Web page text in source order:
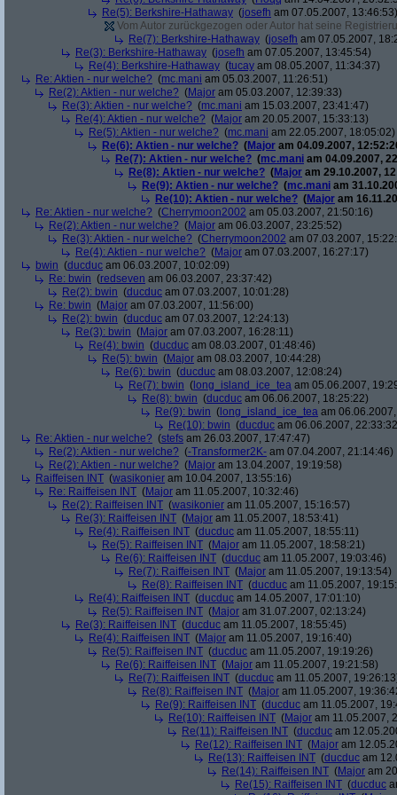
Re(5): Berkshire-Hathaway (josefh am 07.05.2007, 13:46:53)
Vom Autor zurückgezogen oder Autor hat seine
Re(7): Berkshire-Hathaway (josefh am 07.05.2007,
Re(3): Berkshire-Hathaway (josefh am 07.05.2007, 13:45:54)
Re(4): Berkshire-Hathaway (tucay am 08.05.2007, 11:34:37)
Re: Aktien - nur welche? (mc.mani am 05.03.2007, 11:26:51)
Re(2): Aktien - nur welche? (Major am 05.03.2007, 12:39:33)
Re(3): Aktien - nur welche? (mc.mani am 15.03.2007, 23:41:47)
Re(4): Aktien - nur welche? (Major am 20.05.2007, 15:33:13)
Re(5): Aktien - nur welche? (mc.mani am 22.05.2007, 18:05:02)
Re(6): Aktien - nur welche? (Major am 04.09.2007,
Re(7): Aktien - nur welche? (mc.mani am 04.09.2007,
Re(8): Aktien - nur welche? (Major am 29.10.2007,
Re(9): Aktien - nur welche? (mc.mani am
Re(10): Aktien - nur welche? (Major am
Re: Aktien - nur welche? (Cherrymoon2002 am 05.03.2007, 21:50:16)
Re(2): Aktien - nur welche? (Major am 06.03.2007, 23:25:52)
Re(3): Aktien - nur welche? (Cherrymoon2002 am 07.03.2007,
Re(4): Aktien - nur welche? (Major am 07.03.2007, 16:27:17)
bwin (ducduc am 06.03.2007, 10:02:09)
Re: bwin (redseven am 06.03.2007, 23:37:42)
Re(2): bwin (ducduc am 07.03.2007, 10:01:28)
Re: bwin (Major am 07.03.2007, 11:56:00)
Re(2): bwin (ducduc am 07.03.2007, 12:24:13)
Re(3): bwin (Major am 07.03.2007, 16:28:11)
Re(4): bwin (ducduc am 08.03.2007, 01:48:46)
Re(5): bwin (Major am 08.03.2007, 10:44:28)
Re(6): bwin (ducduc am 08.03.2007, 12:08:24)
Re(7): bwin ( long_island_ice_tea am 05.06.2007,
Re(8): bwin (ducduc am 06.06.2007, 18:25:22)
Re(9): bwin ( long_island_ice_tea am
Re(10): bwin (ducduc am 06.06.2007,
Re: Aktien - nur welche? (stefs am 26.03.2007, 17:47:47)
Re(2): Aktien - nur welche? (-Transformer2K- am 07.04.2007, 21:14:46)
Re(2): Aktien - nur welche? (Major am 13.04.2007, 19:19:58)
Raiffeisen INT (wasikonier am 10.04.2007, 13:55:16)
Re: Raiffeisen INT (Major am 11.05.2007, 10:32:46)
Re(2): Raiffeisen INT (wasikonier am 11.05.2007, 15:16:57)
Re(3): Raiffeisen INT (Major am 11.05.2007, 18:53:41)
Re(4): Raiffeisen INT (ducduc am 11.05.2007, 18:55:11)
Re(5): Raiffeisen INT (Major am 11.05.2007, 18:58:21)
Re(6): Raiffeisen INT (ducduc am 11.05.2007, 19:03:46)
Re(7): Raiffeisen INT (Major am 11.05.2007, 19:13:54)
Re(8): Raiffeisen INT (ducduc am 11.05.2007,
Re(4): Raiffeisen INT (ducduc am 14.05.2007, 17:01:10)
Re(5): Raiffeisen INT (Major am 31.07.2007, 02:13:24)
Re(3): Raiffeisen INT (ducduc am 11.05.2007, 18:55:45)
Re(4): Raiffeisen INT (Major am 11.05.2007, 19:16:40)
Re(5): Raiffeisen INT (ducduc am 11.05.2007, 19:19:26)
Re(6): Raiffeisen INT (Major am 11.05.2007, 19:21:58)
Re(7): Raiffeisen INT (ducduc am 11.05.2007,
Re(8): Raiffeisen INT (Major am 11.05.2007,
Re(9): Raiffeisen INT (ducduc am 11.05.2007,
Re(10): Raiffeisen INT (Major am 11.05.2007,
Re(11): Raiffeisen INT (ducduc am
Re(12): Raiffeisen INT (Major am
Re(13): Raiffeisen INT (ducduc am
Re(14): Raiffeisen INT (Major am
Re(15): Raiffeisen INT (ducduc